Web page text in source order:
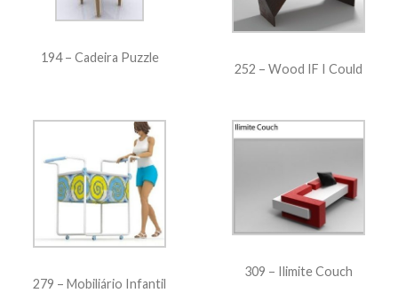
194 – Cadeira Puzzle
252 – Wood IF I Could
279 – Mobiliário Infantil
309 – Ilimite Couch